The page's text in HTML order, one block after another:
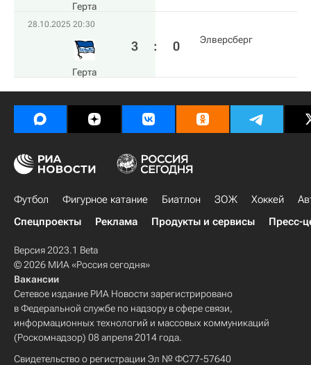
Герта
28.10.2025 20:30
Герта
3 : 0 Элверсберг
Футбол Фигурное катание Биатлон ЗОЖ Хоккей
Спецпроекты
Реклама Продукты и сервисы Пресс-
Версия 2023.1 Beta
© 2026 МИА «Россия сегодня»
Вакансии
Сетевое издание РИА Новости зарегистрировано
в Федеральной службе по надзору в сфере связи,
информационных технологий и массовых коммуникаций
(Роскомнадзор) 08 апреля 2014 года.
Свидетельство о регистрации Эл № ФС77-57640